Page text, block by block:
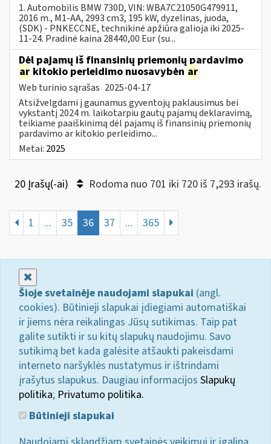
1. Automobilis BMW 730D, VIN: WBA7C21050G479911,
2016 m., M1-AA, 2993 cm3, 195 kW, dyzelinas, juoda,
(SDK) - PNKECCNE, technikinė apžiūra galioja iki 2025-
11-24. Pradinė kaina 28440,00 Eur (su...
Dėl pajamų iš finansinių priemonių pardavimo
ar kitokio perleidimo nuosavybėn ar
Web turinio sąrašas 2025-04-17
Atsižvelgdami į gaunamus gyventojų paklausimus bei
vykstantį 2024 m. laikotarpiu gautų pajamų deklaravimą,
teikiame paaiškinimą dėl pajamų iš finansinių priemonių
pardavimo ar kitokio perleidimo...
Metai: 2025
20 Įrašų(-ai) Rodoma nuo 701 iki 720 iš 7,293 irašų.
1 ... 35 36 37 ... 365
Šioje svetainėje naudojami slapukai (angl.
cookies). Būtinieji slapukai įdiegiami automatiškai
ir jiems nėra reikalingas Jūsų sutikimas. Taip pat
galite sutikti ir su kitų slapukų naudojimu. Savo
sutikimą bet kada galėsite atšaukti pakeisdami
interneto naršyklės nustatymus ir ištrindami
įrašytus slapukus. Daugiau informacijos Slapukų
politika; Privatumo politika.
Būtinieji slapukai